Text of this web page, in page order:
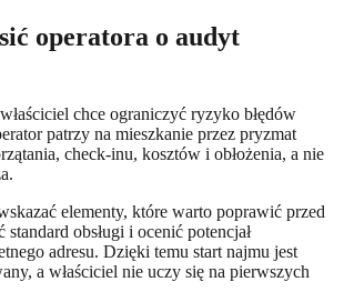
operatora o audyt
chce ograniczyć ryzyko błędów
patrzy na mieszkanie przez pryzmat
check-inu, kosztów i obłożenia, a nie
elementy, które warto poprawić przed
obsługi i ocenić potencjał
adresu. Dzięki temu start najmu jest
a właściciel nie uczy się na pierwszych